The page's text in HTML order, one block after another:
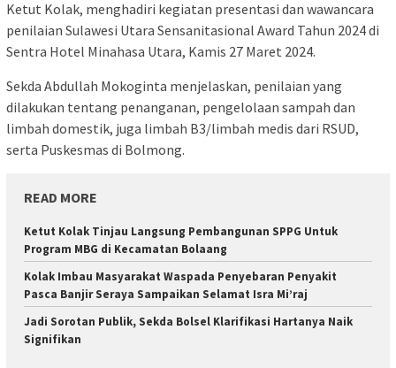
Ketut Kolak, menghadiri kegiatan presentasi dan wawancara
penilaian Sulawesi Utara Sensanitasional Award Tahun 2024 di
Sentra Hotel Minahasa Utara, Kamis 27 Maret 2024.
Sekda Abdullah Mokoginta menjelaskan, penilaian yang
dilakukan tentang penanganan, pengelolaan sampah dan
limbah domestik, juga limbah B3/limbah medis dari RSUD,
serta Puskesmas di Bolmong.
READ MORE
Ketut Kolak Tinjau Langsung Pembangunan SPPG Untuk
Program MBG di Kecamatan Bolaang
Kolak Imbau Masyarakat Waspada Penyebaran Penyakit
Pasca Banjir Seraya Sampaikan Selamat Isra Mi’raj
Jadi Sorotan Publik, Sekda Bolsel Klarifikasi Hartanya Naik
Signifikan